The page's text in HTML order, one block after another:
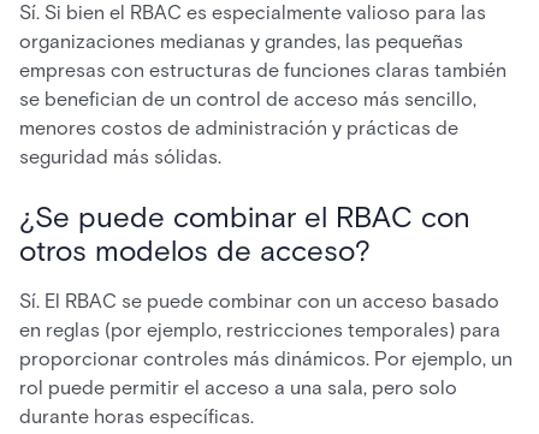
Sí. Si bien el RBAC es especialmente valioso para las
organizaciones medianas y grandes, las pequeñas
empresas con estructuras de funciones claras también
se benefician de un control de acceso más sencillo,
menores costos de administración y prácticas de
seguridad más sólidas.
¿Se puede combinar el RBAC con
otros modelos de acceso?
Sí. El RBAC se puede combinar con un acceso basado
en reglas (por ejemplo, restricciones temporales) para
proporcionar controles más dinámicos. Por ejemplo, un
rol puede permitir el acceso a una sala, pero solo
durante horas específicas.